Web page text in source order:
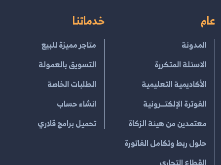
عام
المدونة
الاسئلة المتكررة
الأكاديمية التعليمية
الفوترة الإلكتــرونية
معتمدين من هيئة الزكاة
حلول ربط وتكامل الفاتورة
خدماتنا
متاجر مميزة للبيع
التسويق بالعمولة
الطلبات الخاصة
انشاء حساب
تحميل برامج قلاري